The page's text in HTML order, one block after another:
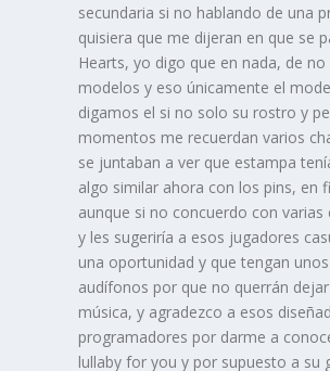
secundaria si no hablando de una
quisiera que me dijeran en que se
Hearts, yo digo que en nada, de
modelos y eso únicamente el
digamos el si no solo su rostro y
momentos me recuerdan varios
se juntaban a ver que estampa
algo similar ahora con los pins, en
aunque si no concuerdo con varias
y les sugeriría a esos jugadores
una oportunidad y que tengan
audífonos por que no querrán
música, y agradezco a esos
programadores por darme a
lullaby for you y por supuesto a su